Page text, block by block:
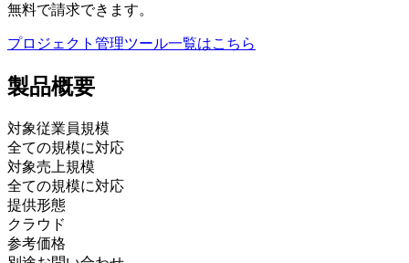
無料で請求できます。
プロジェクト管理ツール一覧はこちら
製品概要
対象従業員規模
全ての規模に対応
対象売上規模
全ての規模に対応
提供形態
クラウド
参考価格